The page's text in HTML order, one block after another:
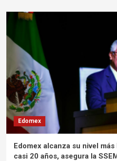
Edomex
Edomex alcanza su nivel
casi 20 años, asegura la